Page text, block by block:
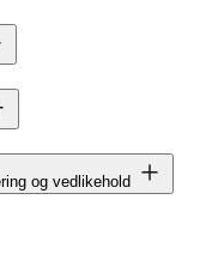
og vedlikehold